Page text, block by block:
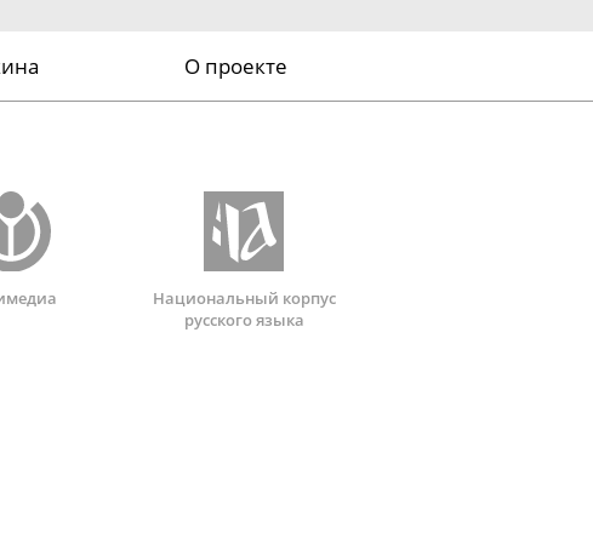
О проекте
Национальный корпус
русского языка